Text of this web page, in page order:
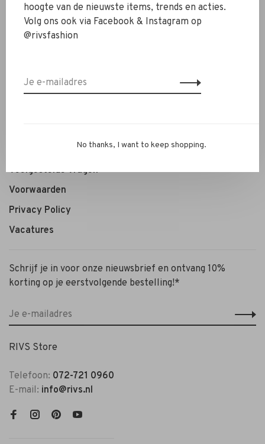
SALE
Contact
Personal Styling / Private Shopping
Veelgestelde vragen
Voorwaarden
Privacy Policy
Vacatures
Schrijf je in voor onze nieuwsbrief en ontvang 10%
korting op je eerstvolgende bestelling!*
RIVS Store
Telefoon: 072-721 0960
E-mail: info@rivs.nl
hoogte van de nieuwste items, trends en acties.
Volg ons ook via Facebook & Instagram op
@rivsfashion
No thanks, I want to keep shopping.